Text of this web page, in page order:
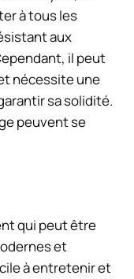
à tous les
aux
il peut
nécessite une
sa solidité.
peuvent se
qui peut être
et
à entretenir et